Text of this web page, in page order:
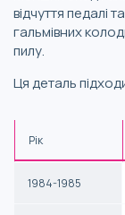
відчуття педалі
гальмівних
пилу.
Ця деталь
Рік
1984-1985